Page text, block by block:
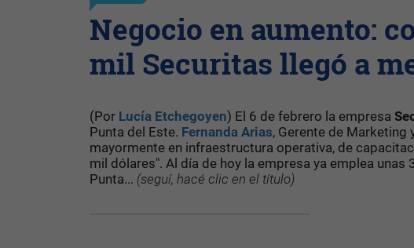
Negocio en aumento:
mil Securitas llegó a
(Por Lucía Etchegoyen) El 6 de febrero la empresa
Punta del Este. Fernanda Arias, Gerente de Marketing
mayormente en infraestructura operativa, de
mil dólares". Al día de hoy la empresa ya emplea
Punta... (seguí, hacé clic en el título)